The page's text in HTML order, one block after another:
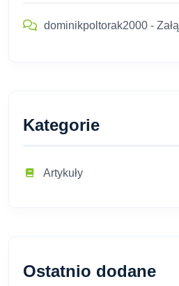
dominikpoltorak2000 -
Kategorie
Artykuły
Ostatnio dodane